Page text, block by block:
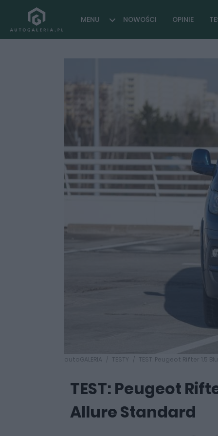
MENU NOWOŚCI OPINIE
autoGALERIA TESTY TEST: Peugeot Rifter 1.5
TEST: Peugeot
Allure Standard